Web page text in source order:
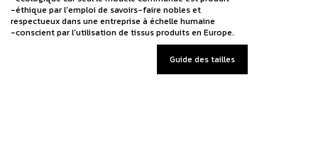
-éthique par l'emploi de savoirs-faire nobles et
respectueux dans une entreprise à échelle humaine
-conscient par l'utilisation de tissus produits en Europe.
Guide des tailles